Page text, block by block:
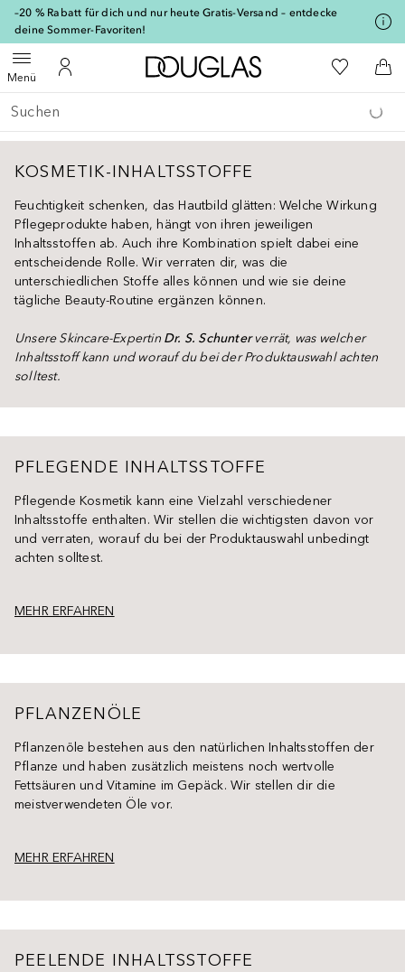
–20 % Rabatt für dich und nur heute Gratis-Versand – entdecke
deine Sommer-Favoriten!
MenüMenü öffnenZu Meinem Kundenkonto
Zur Douglas Startseite
Zu Meiner
Gehe zurück
Suche ausführen
KOSMETIK-INHALTSSTOFFE
Feuchtigkeit schenken, das Hautbild glätten: Welche Wirkung
Pflegeprodukte haben, hängt von ihren jeweiligen
Inhaltsstoffen ab. Auch ihre Kombination spielt dabei eine
entscheidende Rolle. Wir verraten dir, was die
unterschiedlichen Stoffe alles können und wie sie deine
tägliche Beauty-Routine ergänzen können.
Unsere Skincare-Expertin Dr. S. Schunterverrät, was welcher
Inhaltsstoff kann und worauf du bei der Produktauswahl achten
solltest.
PFLEGENDE INHALTSSTOFFE
Pflegende Kosmetik kann eine Vielzahl verschiedener
Inhaltsstoffe enthalten. Wir stellen die wichtigsten davon vor
und verraten, worauf du bei der Produktauswahl unbedingt
achten solltest.
MEHR ERFAHREN
PFLANZENÖLE
Pflanzenöle bestehen aus den natürlichen Inhaltsstoffen der
Pflanze und haben zusätzlich meistens noch wertvolle
Fettsäuren und Vitamine im Gepäck. Wir stellen dir die
meistverwendeten Öle vor.
MEHR ERFAHREN
PEELENDE INHALTSSTOFFE
[navigation.slideout.screenreader]